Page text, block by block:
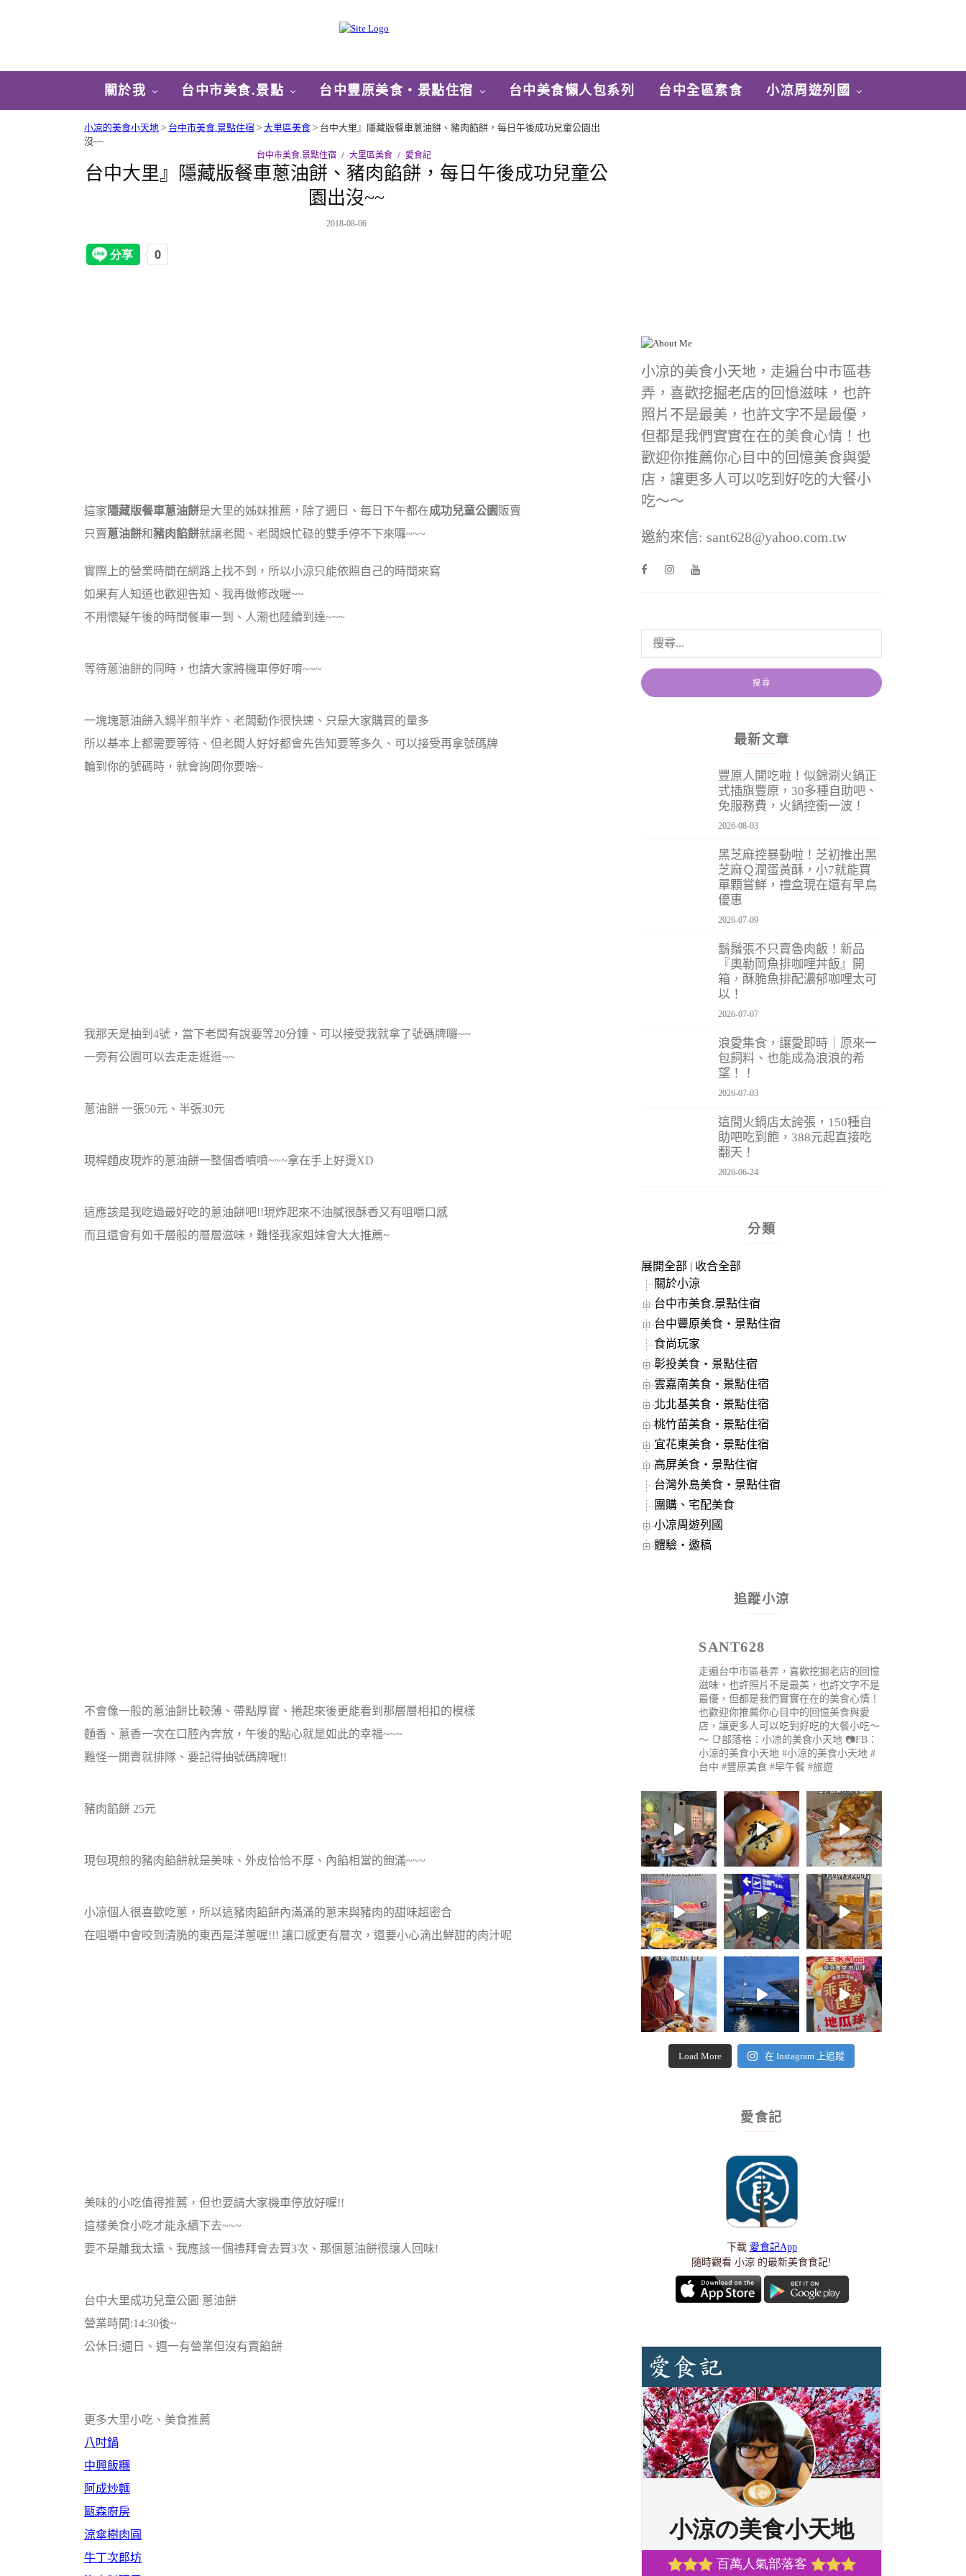
關於我 台中市美食.景點 台中豐原美食‧景點住宿 台中美食懶人包系列 台中全區素食 小凉周遊列國
小凉的美食小天地 > 台中市美食.景點住宿 > 大里區美食 > 台中大里』隱藏版餐車蔥油餅、豬肉餡餅，每日午後成功兒童公園出
沒~~
台中市美食.景點住宿 大里區美食 愛食記
台中大里』隱藏版餐車蔥油餅、豬肉餡餅，每日午後成功兒童公
園出沒~~
2018-08-06
這家 隱藏版餐車蔥油餅是大里的姊妹推薦，除了週日、每日下午都在成功兒童公園販賣
只賣蔥油餅和豬肉餡餅就讓老闆、老闆娘忙碌的雙手停不下來囉~~~
實際上的營業時間在網路上找不到，所以小涼只能依照自己的時間來寫
如果有人知道也歡迎告知、我再做修改喔~~
不用懷疑午後的時間餐車一到、人潮也陸續到達~~~
等待蔥油餅的同時，也請大家將機車停好唷~~~
一塊塊蔥油餅入鍋半煎半炸、老闆動作很快速、只是大家購買的量多
所以基本上都需要等待、但老闆人好好都會先告知要等多久、可以接受再拿號碼牌
輪到你的號碼時，就會詢問你要啥~
我那天是抽到4號，當下老闆有說要等20分鐘、可以接受我就拿了號碼牌囉~~
一旁有公園可以去走走逛逛~~
蔥油餅 一張50元、半張30元
現桿麵皮現炸的蔥油餅一整個香噴噴~~~拿在手上好燙XD
這應該是我吃過最好吃的蔥油餅吧!!現炸起來不油膩很酥香又有咀嚼口感
而且還會有如千層般的層層滋味，難怪我家姐妹會大大推薦~
不會像一般的蔥油餅比較薄、帶點厚實、捲起來後更能看到那層層相扣的模樣
麵香、蔥香一次在口腔內奔放，午後的點心就是如此的幸福~~~
難怪一開賣就排隊、要記得抽號碼牌喔!!
豬肉餡餅 25元
現包現煎的豬肉餡餅就是美味、外皮恰恰不厚、內餡相當的飽滿~~~
小凉個人很喜歡吃蔥，所以這豬肉餡餅內滿滿的蔥末與豬肉的甜味超密合
在咀嚼中會咬到清脆的東西是洋蔥喔!!! 讓口感更有層次，還要小心滴出鮮甜的肉汁呢
美味的小吃值得推薦，但也要請大家機車停放好喔!!
這樣美食小吃才能永續下去~~~
要不是離我太遠、我應該一個禮拜會去買3次、那個蔥油餅很讓人回味!
台中大里成功兒童公園 蔥油餅
營業時間:14:30後~
公休日:週日、週一有營業但沒有賣餡餅
更多大里小吃、美食推薦
八吋鍋
中興飯糰
阿成炒麵
甌森廚房
涼傘樹肉圓
牛丁次郎坊
小凉的美食小天地，走遍台中市區巷
弄，喜歡挖掘老店的回憶滋味，也許
照片不是最美，也許文字不是最優，
但都是我們實實在在的美食心情！也
歡迎你推薦你心目中的回憶美食與愛
店，讓更多人可以吃到好吃的大餐小
吃～～
邀約來信: sant628@yahoo.com.tw
最新文章
豐原人開吃啦！似錦涮火鍋正
式插旗豐原，30多種自助吧、
免服務費，火鍋控衝一波！
2026-08-03
黑芝麻控暴動啦！芝初推出黑
芝麻Ｑ潤蛋黃酥，小7就能買
單顆嘗鮮，禮盒現在還有早鳥
優惠
2026-07-09
鬍鬚張不只賣魯肉飯！新品
『奧勒岡魚排咖哩丼飯』開
箱，酥脆魚排配濃郁咖哩太可
以！
2026-07-07
浪愛集食，讓愛即時｜原來一
包飼料、也能成為浪浪的希
望！！
2026-07-03
這間火鍋店太誇張，150種自
助吧吃到飽，388元起直接吃
翻天！
2026-06-24
分類
展開全部 | 收合全部
關於小涼
台中市美食.景點住宿
台中豐原美食‧景點住宿
食尚玩家
彰投美食‧景點住宿
雲嘉南美食‧景點住宿
北北基美食‧景點住宿
桃竹苗美食‧景點住宿
宜花東美食‧景點住宿
高屏美食‧景點住宿
台灣外島美食‧景點住宿
團購、宅配美食
小凉周遊列國
體驗‧邀稿
追蹤小涼
SANT628
走遍台中市區巷弄，喜歡挖掘老店的回憶
滋味，也許照片不是最美，也許文字不是
最優，但都是我們實實在在的美食心情！
也歡迎你推薦你心目中的回憶美食與愛
店，讓更多人可以吃到好吃的大餐小吃～
～ 📑部落格：小凉的美食小天地 📷FB：
小涼的美食小天地 #小涼的美食小天地 #
台中 #豐原美食 #早午餐 #旅遊
Load More 在 Instagram 上追蹤
愛食記
下載 愛食記App
隨時觀看 小涼 的最新美食食記!